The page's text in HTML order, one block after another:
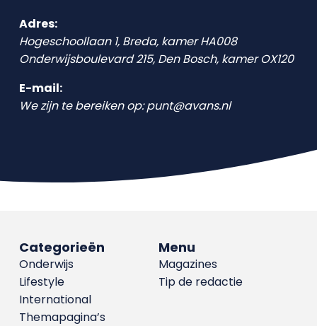
Adres:
Hogeschoollaan 1, Breda, kamer HA008
Onderwijsboulevard 215, Den Bosch, kamer OX120
E-mail:
We zijn te bereiken op: punt@avans.nl
Menu
Magazines
Tip de redactie
Categorieën
Onderwijs
Lifestyle
International
Themapagina’s